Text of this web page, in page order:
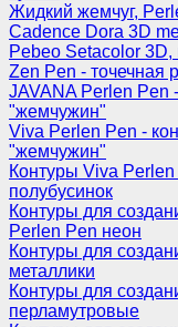
Жидкий жемчуг,
Cadence Dora 3D
Pebeo Setacolor 3D,
Zen Pen - точечная
JAVANA Perlen Pen
"жемчужин"
Viva Perlen Pen -
"жемчужин"
Контуры Viva
полубусинок
Контуры для
Perlen Pen неон
Контуры для
металлики
Контуры для
перламутровые